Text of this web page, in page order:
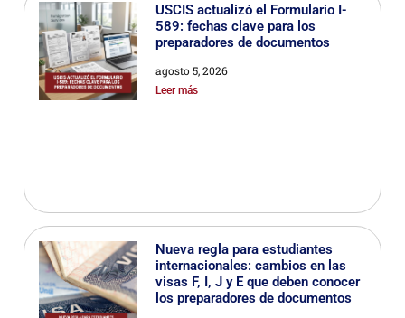
USCIS actualizó el Formulario I-
589: fechas clave para los
preparadores de documentos
agosto 5, 2026
Leer más
Nueva regla para estudiantes
internacionales: cambios en las
visas F, I, J y E que deben conocer
los preparadores de documentos